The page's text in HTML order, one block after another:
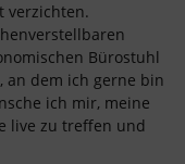
verzichten.
Bürostuhl
an dem ich gerne bin
ich mir, meine
live zu treffen und